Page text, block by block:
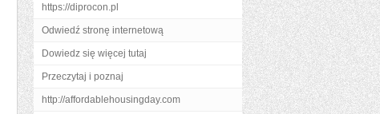
https://diprocon.pl
Odwiedź stronę internetową
Dowiedz się więcej tutaj
Przeczytaj i poznaj
http://affordablehousingday.com